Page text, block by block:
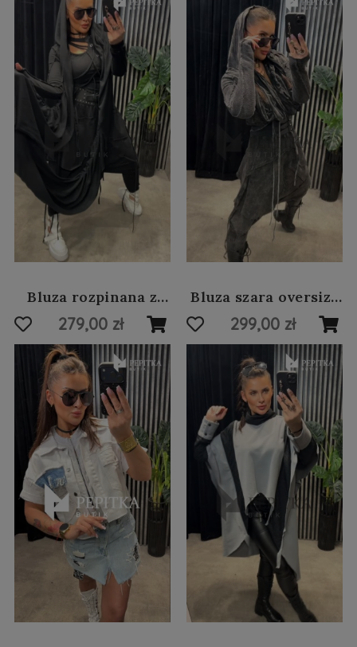
Bluza rozpinana z
krótkim rękawem
#53
279,00 zł
Bluza szara oversize
#37
299,00 zł